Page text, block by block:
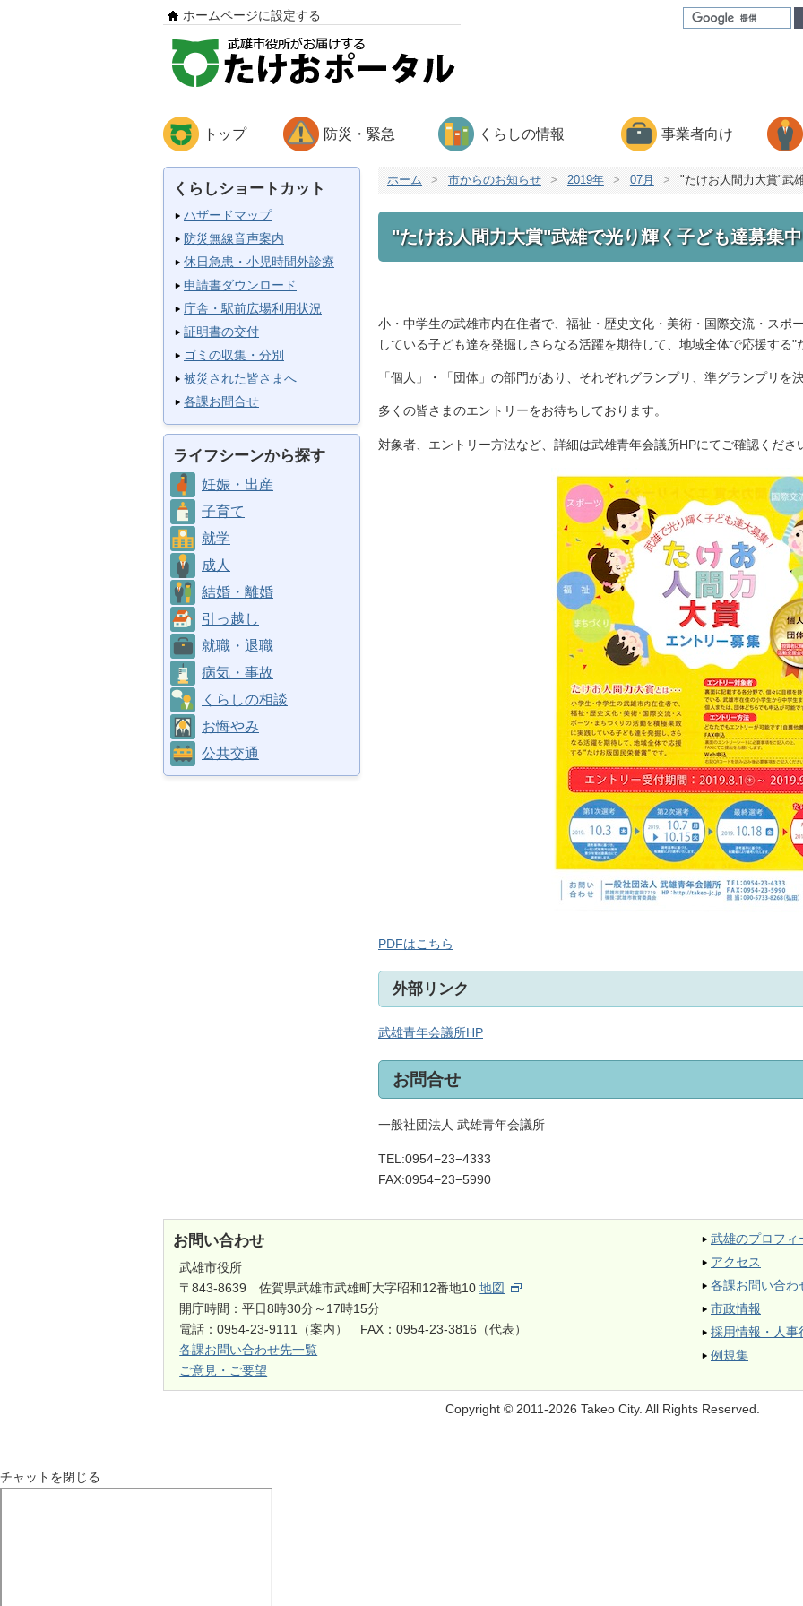
ホームページに設定する
トップ 防災・緊急 くらしの情報 事業者向け
くらしショートカット
ハザードマップ
防災無線音声案内
休日急患・小児時間外診療
申請書ダウンロード
庁舎・駅前広場利用状況
証明書の交付
ゴミの収集・分別
被災された皆さまへ
各課お問合せ
ライフシーンから探す
妊娠・出産
子育て
就学
成人
結婚・離婚
引っ越し
就職・退職
病気・事故
くらしの相談
お悔やみ
公共交通
ホーム > 市からのお知らせ > 2019年 > 07月 > "たけお人間力大賞"武
"たけお人間力大賞"武雄で光り輝く子ども達募集
小・中学生の武雄市内在住者で、福祉・歴史文化・美術・国際交流・スポ
している子ども達を発掘しさらなる活躍を期待して、地域全体で応援する
「個人」・「団体」の部門があり、それぞれグランプリ、準グランプリを
多くの皆さまのエントリーをお待ちしております。
対象者、エントリー方法など、詳細は武雄青年会議所HPにてご確認くださ
PDFはこちら
外部リンク
武雄青年会議所HP
お問合せ
一般社団法人 武雄青年会議所
TEL:0954−23−4333
FAX:0954−23−5990
お問い合わせ
武雄市役所
〒843-8639 佐賀県武雄市武雄町大字昭和12番地10地図
開庁時間：平日8時30分～17時15分
電話：0954-23-9111（案内） FAX：0954-23-3816（代表）
各課お問い合わせ先一覧
ご意見・ご要望
武雄のプロフィ
アクセス
各課お問い合わ
市政情報
採用情報・人事
例規集
Copyright © 2011-2026 Takeo City. All Rights Reserved.
チャットを閉じる